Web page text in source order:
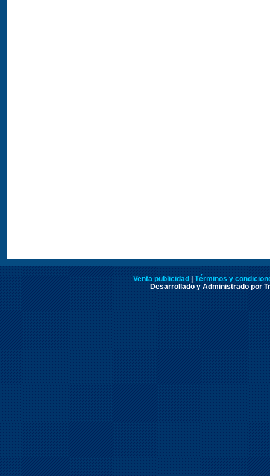
Venta publicidad
Términos y
Desarrollado y Administrado por